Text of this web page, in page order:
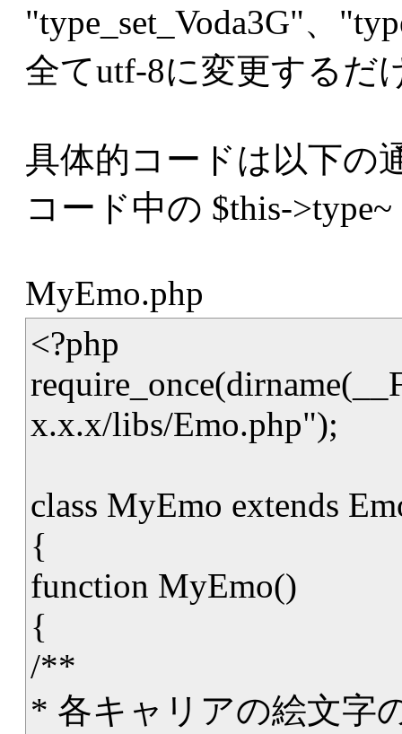
"type_set_Voda3G"、
全てutf-8に変更するだ
具体的コードは以下の
コード中の $this-
MyEmo.php
<?php
x.x.x/libs/Emo.php");
class MyEmo extends
{
function MyEmo()
{
/**
* 各キャリアの絵文字